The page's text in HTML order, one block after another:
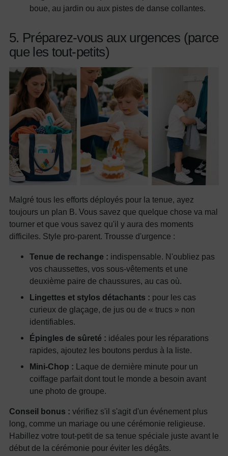
boue, au jardin ou aux pistes de danse collantes.
5. Préparez-vous aux urgences (parce
que les tout-petits)
Malgré tous les efforts déployés pour la tenue, ayez
toujours un plan B. Vous savez que quelque chose va mal
tourner et que vous savez qu'il y aura des moments
difficiles. Style pro-parent. Trousse d'urgence :
Tenue de rechange : indispensable. N'oubliez pas
vos chaussettes, vos sous-vêtements et une
deuxième paire de chaussures, au cas où.
Lingettes et stylos détachants : pour les cas
curieux de glaçage, de jus ou de « trucs » non
identifiables.
Épingles de sûreté : idéales pour les réparations
rapides, ajoutez les boutons perdus à la liste.
Mini-Chop : Laque de dernière minute pour un
coiffage parfait dont tout le monde a besoin avant
une photo de groupe.
Conseil bonus : vérifiez s'il s'agit d'un événement plus
long, comme un mariage ou une cérémonie religieuse.
Habillez votre tout-petit de sa tenue spéciale juste avant le
début de la cérémonie pour éviter les dégâts.